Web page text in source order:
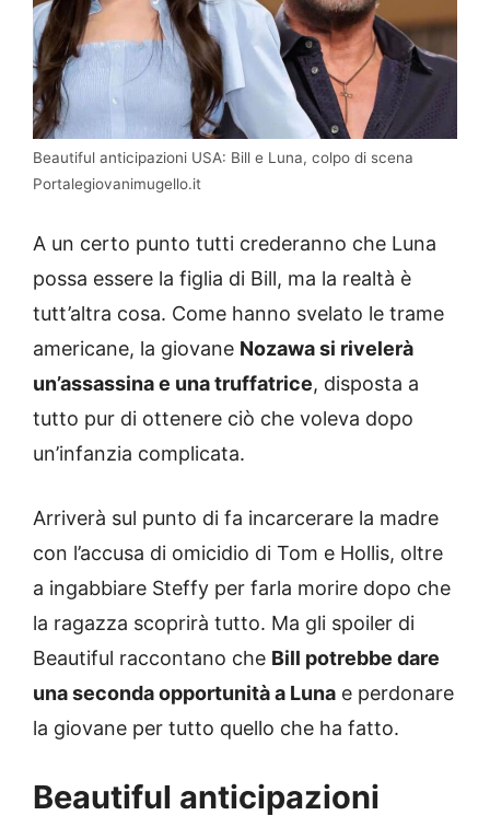
Beautiful anticipazioni USA: Bill e Luna, colpo di scena
Portalegiovanimugello.it
A un certo punto tutti crederanno che Luna
possa essere la figlia di Bill, ma la realtà è
tutt’altra cosa. Come hanno svelato le trame
americane, la giovane Nozawa si rivelerà
un’assassina e una truffatrice, disposta a
tutto pur di ottenere ciò che voleva dopo
un’infanzia complicata.
Arriverà sul punto di fa incarcerare la madre
con l’accusa di omicidio di Tom e Hollis, oltre
a ingabbiare Steffy per farla morire dopo che
la ragazza scoprirà tutto. Ma gli spoiler di
Beautiful raccontano che Bill potrebbe dare
una seconda opportunità a Luna e perdonare
la giovane per tutto quello che ha fatto.
Beautiful anticipazioni